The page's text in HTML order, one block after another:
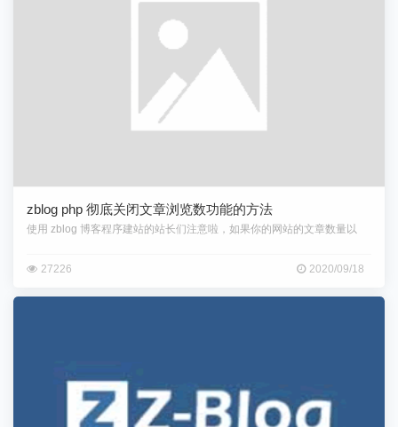
zblog php 彻底关闭文章浏览数功能的方法
使用 zblog 博客程序建站的站长们注意啦，如果你的网站的文章数量以
27226 2020/09/18